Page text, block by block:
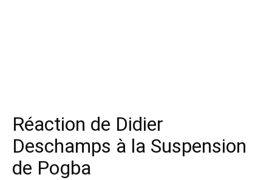
Réaction de Didier
Deschamps à la Suspension
de Pogba